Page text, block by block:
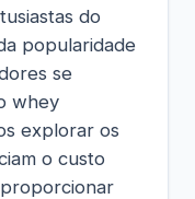
do
popularidade
se
whey
explorar os
o custo